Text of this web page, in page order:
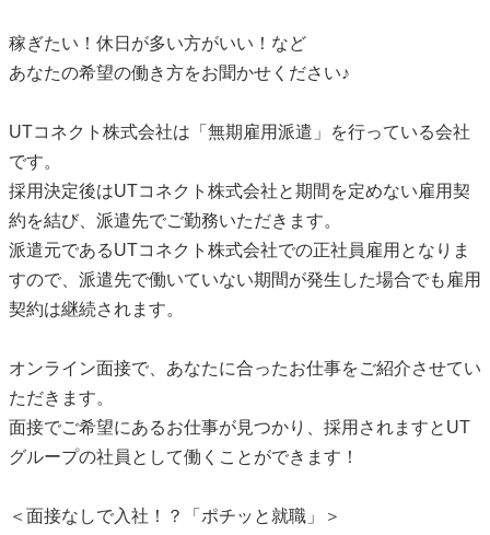
稼ぎたい！休日が多い方がいい！など
あなたの希望の働き方をお聞かせください♪
UTコネクト株式会社は「無期雇用派遣」を行っている会社
です。
採用決定後はUTコネクト株式会社と期間を定めない雇用契
約を結び、派遣先でご勤務いただきます。
派遣元であるUTコネクト株式会社での正社員雇用となりま
すので、派遣先で働いていない期間が発生した場合でも雇用
契約は継続されます。
オンライン面接で、あなたに合ったお仕事をご紹介させてい
ただきます。
面接でご希望にあるお仕事が見つかり、採用されますとUT
グループの社員として働くことができます！
＜面接なしで入社！？「ポチッと就職」＞